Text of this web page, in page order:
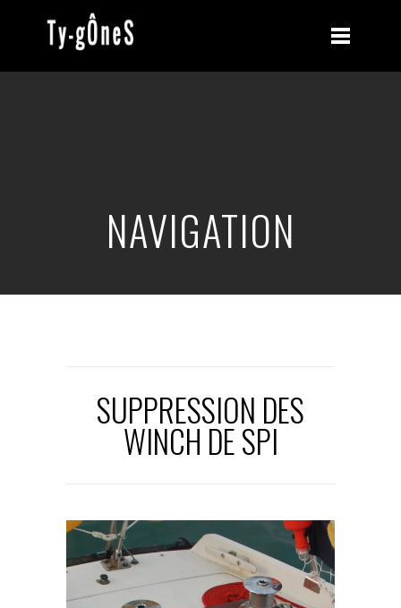
NAVIGATION
SUPPRESSION DES
WINCH DE SPI